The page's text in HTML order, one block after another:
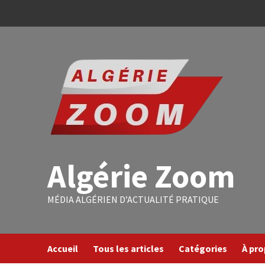
Algérie Zoom
MÉDIA ALGÉRIEN D’ACTUALITÉ PRATIQUE
Accueil Tous les articles Catégories À